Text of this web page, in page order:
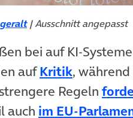
geralt| Ausschnitt angepasst
bei auf KI-
aufKritik(öffnet in
,
Regeln
auch im EU-